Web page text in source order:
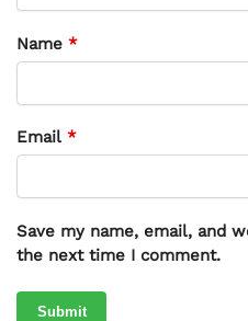
Name *
Email *
Save my name, email, and
the next time I comment.